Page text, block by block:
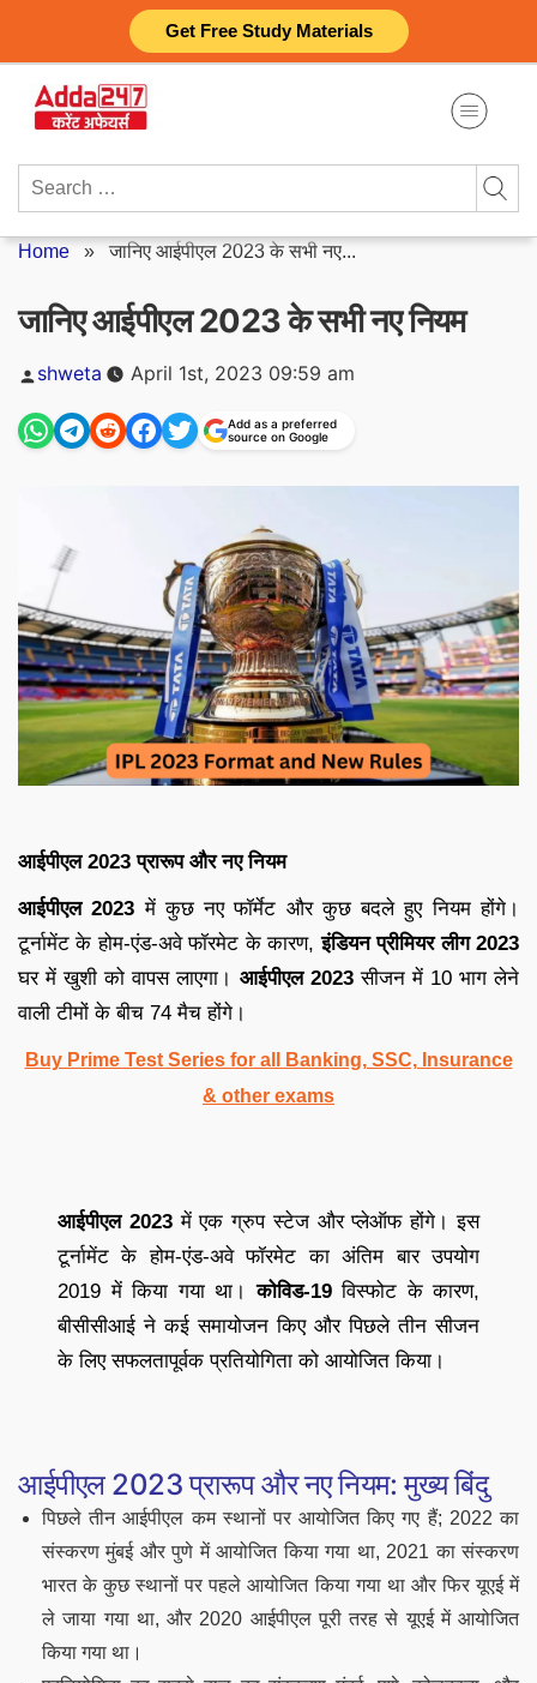
Get Free Study Materials
content
Search
Home »जानिए आईपीएल 2023 के सभी नए...
जानिए आईपीएल 2023 के सभी नए नियम
Posted
by
shweta April 1st, 2023 09:59 am
Add as a preferred
source on Google
आईपीएल 2023 प्रारूप और नए नियम
आईपीएल 2023 में कुछ नए फॉर्मेट और कुछ बदले हुए नियम होंगे।
टूर्नामेंट के होम-एंड-अवे फॉरमेट के कारण,इंडियन प्रीमियर लीग 2023
घर में खुशी को वापस लाएगा। आईपीएल 2023सीजन में 10 भाग लेने
वाली टीमों के बीच 74 मैच होंगे।
Buy Prime Test Series for all Banking, SSC, Insurance
& other exams
आईपीएल 2023में एक ग्रुप स्टेज और प्लेऑफ होंगे। इस
टूर्नामेंट के होम-एंड-अवे फॉरमेट का अंतिम बार उपयोग
2019 में किया गया था।कोविड-19विस्फोट के कारण,
बीसीसीआई ने कई समायोजन किए और पिछले तीन सीजन
के लिए सफलतापूर्वक प्रतियोगिता को आयोजित किया।
आईपीएल 2023 प्रारूप और नए नियम: मुख्य बिंदु
पिछले तीन आईपीएल कम स्थानों पर आयोजित किए गए हैं; 2022 का
संस्करण मुंबई और पुणे में आयोजित किया गया था, 2021 का संस्करण
भारत के कुछ स्थानों पर पहले आयोजित किया गया था और फिर यूएई में
ले जाया गया था, और 2020 आईपीएल पूरी तरह से यूएई में आयोजित
किया गया था।